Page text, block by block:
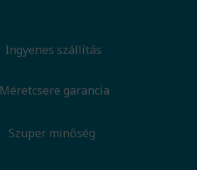
Ingyenes szállítás
Méretcsere garancia
Szuper minőség